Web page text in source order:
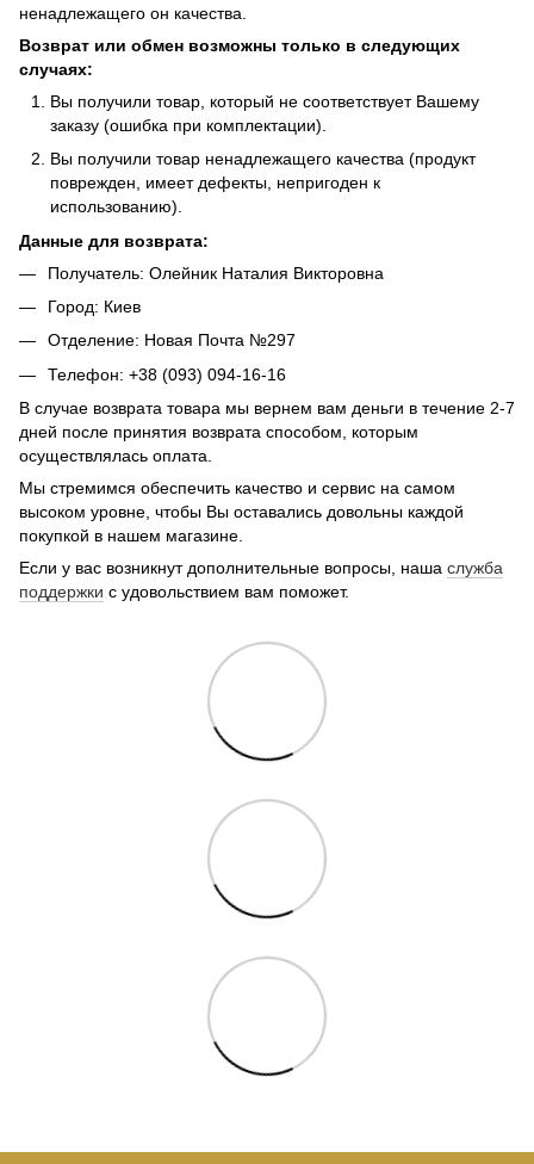
ненадлежащего он качества.
Возврат или обмен возможны только в следующих
случаях:
Вы получили товар, который не соответствует Вашему
заказу (ошибка при комплектации).
Вы получили товар ненадлежащего качества (продукт
поврежден, имеет дефекты, непригоден к
использованию).
Данные для возврата:
Получатель: Олейник Наталия Викторовна
Город: Киев
Отделение: Новая Почта №297
Телефон: +38 (093) 094-16-16
В случае возврата товара мы вернем вам деньги в течение 2-7
дней после принятия возврата способом, которым
осуществлялась оплата.
Мы стремимся обеспечить качество и сервис на самом
высоком уровне, чтобы Вы оставались довольны каждой
покупкой в нашем магазине.
Если у вас возникнут дополнительные вопросы, наша служба
поддержки с удовольствием вам поможет.